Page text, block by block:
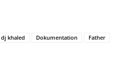
dj khaled Dokumentation
Father